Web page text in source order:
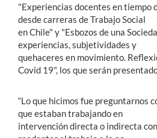
"Experiencias docentes en tiempo
desde carreras de Trabajo Social
en Chile" y "Esbozos de una
experiencias, subjetividades y
quehaceres en movimiento.
Covid 19", los que serán
“Lo que hicimos fue preguntarnos
que estaban trabajando en
intervención directa o indirecta